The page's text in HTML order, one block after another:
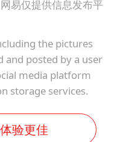
易仅提供信息发布平
the pictures
and posted by a user
media platform
storage services.
验更佳